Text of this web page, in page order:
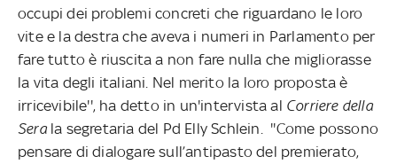
occupi dei problemi concreti che riguardano le loro
vite e la destra che aveva i numeri in Parlamento per
fare tutto è riuscita a non fare nulla che migliorasse
la vita degli italiani. Nel merito la loro proposta è
irricevibile'', ha detto in un'intervista al Corriere della
Serala segretaria del Pd Elly Schlein. ''Come possono
pensare di dialogare sull’antipasto del premierato,